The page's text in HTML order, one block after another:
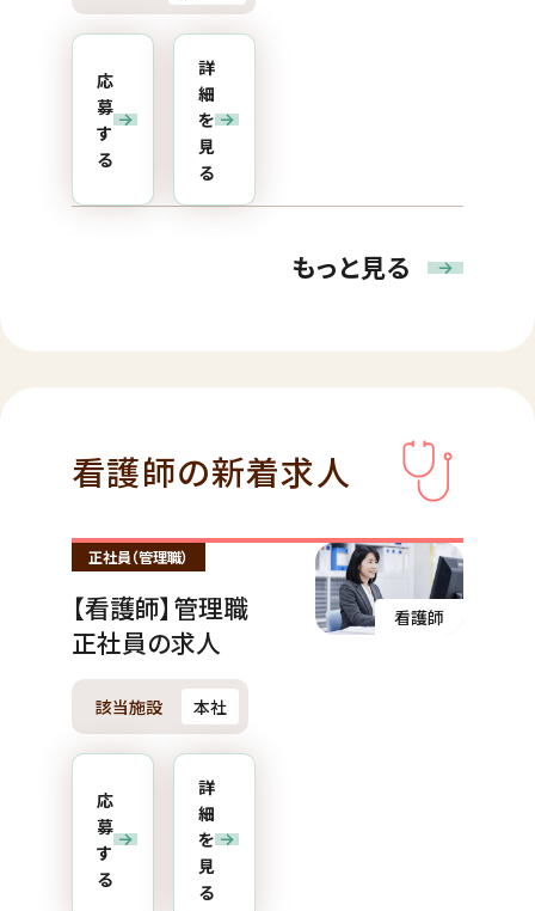
応
募
す
る
詳
細
を
見
る
もっと見る
看護師の新着求人
正社員（管理職）
【看護師】管理職
正社員の求人
該当施設 本社
応
募
す
る
詳
細
を
見
る
看護師